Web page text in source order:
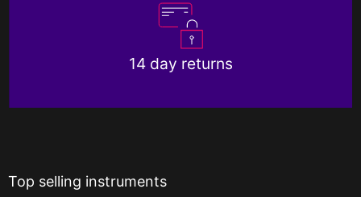
14 day returns
Top selling instruments